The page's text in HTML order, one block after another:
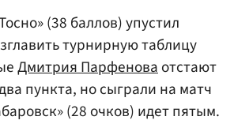
(38 баллов) упустил
турнирную таблицу
Дмитрия Парфеноваотстают
пункта, но сыграли на матч
(28 очков) идет пятым.